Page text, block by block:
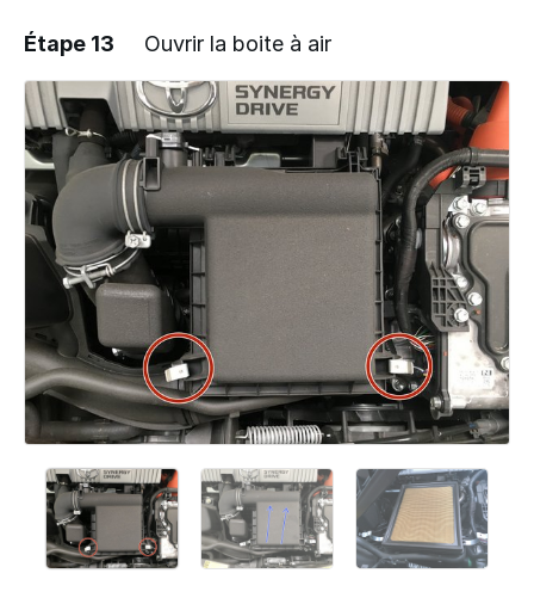
Ajouter un commentaire
Étape 13 Ouvrir la boite à air